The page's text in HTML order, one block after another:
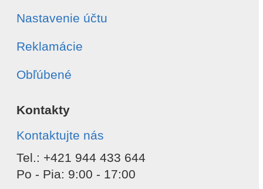
Nastavenie účtu
Reklamácie
Obľúbené
Kontakty
Kontaktujte nás
Tel.: +421 944 433 644
Po - Pia: 9:00 - 17:00